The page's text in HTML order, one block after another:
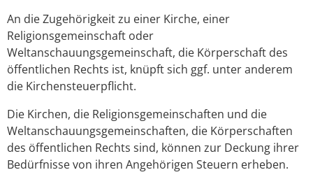
An die Zugehörigkeit zu einer Kirche, einer
Religionsgemeinschaft oder
Weltanschauungsgemeinschaft, die Körperschaft des
öffentlichen Rechts ist, knüpft sich ggf. unter anderem
die Kirchensteuerpflicht.
Die Kirchen, die Religionsgemeinschaften und die
Weltanschauungsgemeinschaften, die Körperschaften
des öffentlichen Rechts sind, können zur Deckung ihrer
Bedürfnisse von ihren Angehörigen Steuern erheben.